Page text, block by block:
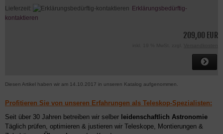
Lieferzeit:
Erklärungsbedürftig-
kontaktieren
209,00 EUR
Diesen Artikel haben wir am 14.10.2017 in unseren Katalog aufgenommen.
Profitieren Sie von unseren Erfahrungen als Teleskop-Spezialisten:
Seit über 30 Jahren betreiben wir selber leidenschaftlich Astronomie
Täglich prüfen, optimieren & justieren wir Teleskope, Montierungen &